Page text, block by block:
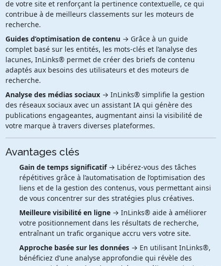
de votre site et renforçant la pertinence contextuelle, ce qui
contribue à de meilleurs classements sur les moteurs de
recherche.
Guides d’optimisation de contenu→ Grâce à un guide
complet basé sur les entités, les mots-clés et l’analyse des
lacunes, InLinks® permet de créer des briefs de contenu
adaptés aux besoins des utilisateurs et des moteurs de
recherche.
Analyse des médias sociaux→ InLinks® simplifie la gestion
des réseaux sociaux avec un assistant IA qui génère des
publications engageantes, augmentant ainsi la visibilité de
votre marque à travers diverses plateformes.
Avantages clés
Gain de temps significatif→ Libérez-vous des tâches
répétitives grâce à l’automatisation de l’optimisation des
liens et de la gestion des contenus, vous permettant ainsi
de vous concentrer sur des stratégies plus créatives.
Meilleure visibilité en ligne→ InLinks® aide à améliorer
votre positionnement dans les résultats de recherche,
entraînant un trafic organique accru vers votre site.
Approche basée sur les données→ En utilisant InLinks®,
bénéficiez d’une analyse approfondie qui révèle des